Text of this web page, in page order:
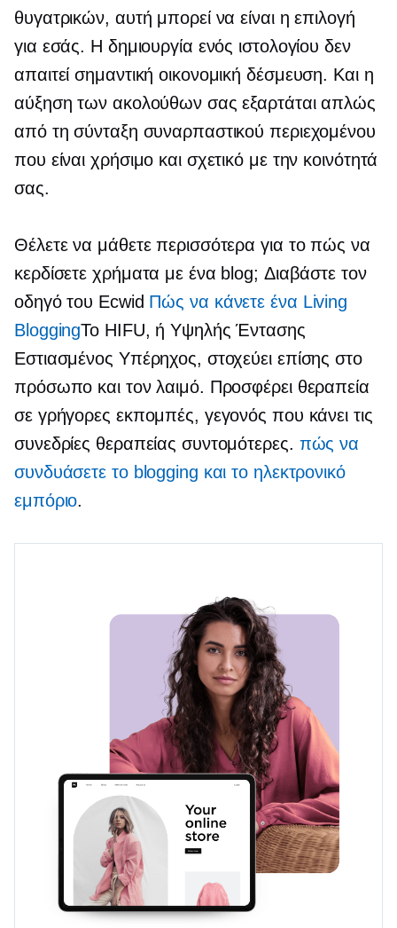
θυγατρικών, αυτή μπορεί να είναι η επιλογή
για εσάς. Η δημιουργία ενός ιστολογίου δεν
απαιτεί σημαντική οικονομική δέσμευση. Και η
αύξηση των ακολούθων σας εξαρτάται απλώς
από τη σύνταξη συναρπαστικού περιεχομένου
που είναι χρήσιμο και σχετικό με την κοινότητά
σας.
Θέλετε να μάθετε περισσότερα για το πώς να
κερδίσετε χρήματα με ένα blog; Διαβάστε τον
οδηγό του Ecwid Πώς να κάνετε ένα Living
BloggingΤο HIFU, ή Υψηλής Έντασης
Εστιασμένος Υπέρηχος, στοχεύει επίσης στο
πρόσωπο και τον λαιμό. Προσφέρει θεραπεία
σε γρήγορες εκπομπές, γεγονός που κάνει τις
συνεδρίες θεραπείας συντομότερες. πώς να
συνδυάσετε το blogging και το ηλεκτρονικό
εμπόριο.